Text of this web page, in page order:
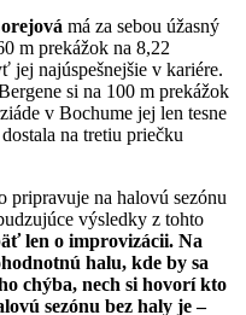
má za sebou úžasný
m prekážok na 8,22
jej najúspešnejšie v kariére.
si na 100 m prekážok
v Bochume jej len tesne
na tretiu priečku
pripravuje na halovú sezónu
výsledky z tohto
len o improvizácii. Na
halu, kde by sa
chýba, nech si hovorí kto
sezónu bez haly je –